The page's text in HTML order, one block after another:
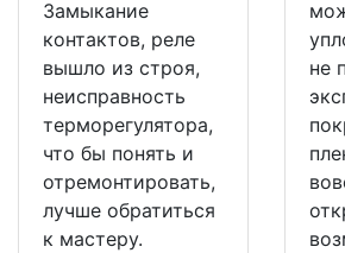
Замыкание
контактов, реле
вышло из строя,
неисправность
терморегулятора,
что бы понять и
отремонтировать,
лучше обратиться
к мастеру.
не